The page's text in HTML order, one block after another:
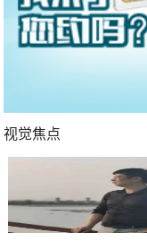
视觉焦点